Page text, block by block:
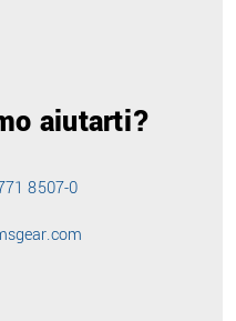
aiutarti?
8507-0